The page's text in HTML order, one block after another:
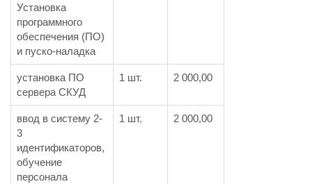
Установка
программного
обеспечения (ПО)
и пуско-наладка
установка ПО
сервера СКУД
1 шт. 2 000,00
ввод в систему 2-
3
идентификаторов,
обучение
персонала
1 шт. 2 000,00